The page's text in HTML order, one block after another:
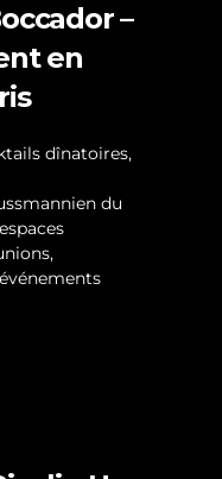
–
en
dînatoires,
du